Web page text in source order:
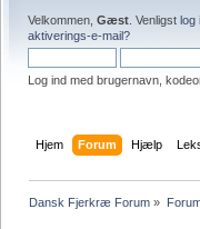
Velkommen, Gæst . Venligst log
aktiverings-e-mail?
Log ind med brugernavn,
Hjem Forum Hjælp
Dansk Fjerkræ Forum »